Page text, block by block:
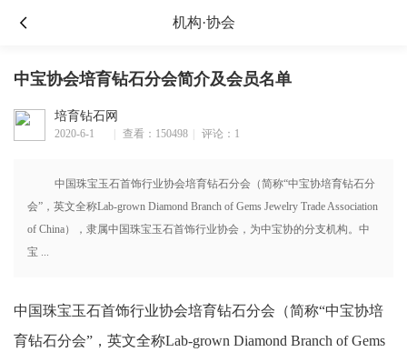
机构·协会
中宝协会培育钻石分会简介及会员名单
培育钻石网
2020-6-1
查看：150498 评论：1
中国珠宝玉石首饰行业协会培育钻石分会（简称“中宝协培育钻石分
会”，英文全称Lab-grown Diamond Branch of Gems Jewelry Trade Association
of China），隶属中国珠宝玉石首饰行业协会，为中宝协的分支机构。中
宝 ...
中国珠宝玉石首饰行业协会培育钻石分会（简称“中宝协培
育钻石分会”，英文全称Lab-grown Diamond Branch of Gems